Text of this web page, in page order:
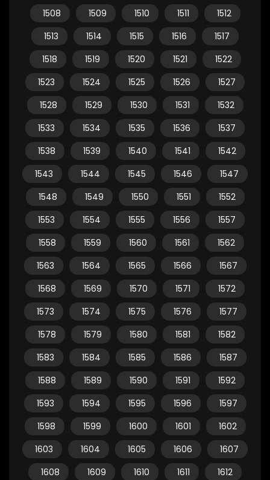
1508
1509 1510 1511
1512
1513
1514 1515 1516
1517
1518
1519 1520 1521
1522
1523
1524 1525 1526
1527
1528
1529 1530 1531
1532
1533
1534 1535 1536
1537
1538
1539 1540 1541
1542
1543
1544 1545 1546
1547
1548
1549 1550 1551
1552
1553
1554 1555 1556
1557
1558
1559 1560 1561
1562
1563
1564 1565 1566
1567
1568
1569 1570 1571
1572
1573
1574 1575 1576
1577
1578
1579 1580 1581
1582
1583
1584 1585 1586
1587
1588
1589 1590 1591
1592
1593
1594 1595 1596
1597
1598
1599 1600 1601
1602
1603
1604 1605 1606
1607
1608
1609 1610 1611
1612